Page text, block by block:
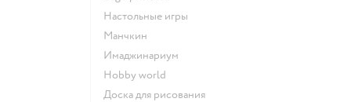
Настольные игры
Манчкин
Имаджинариум
Hobby world
Доска для рисования